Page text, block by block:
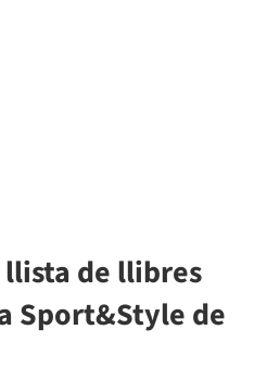
llista de llibres
Sport&Style de